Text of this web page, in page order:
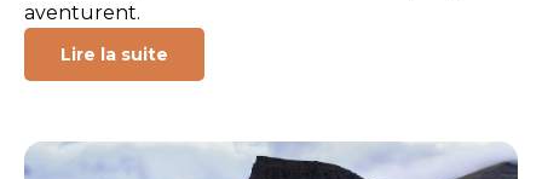
aventurent.
Lire la suite